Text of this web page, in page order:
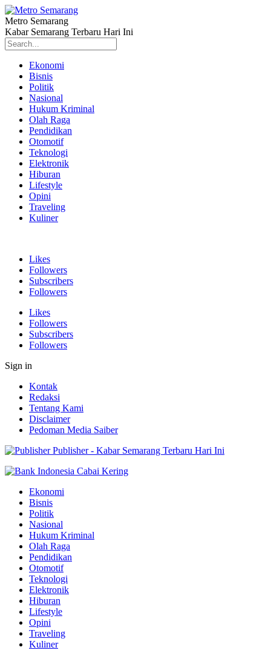
Metro Semarang
Kabar Semarang Terbaru Hari Ini
Ekonomi
Bisnis
Politik
Nasional
Hukum Kriminal
Olah Raga
Pendidikan
Otomotif
Teknologi
Elektronik
Hiburan
Lifestyle
Opini
Traveling
Kuliner
Likes
Followers
Subscribers
Followers
Likes
Followers
Subscribers
Followers
Sign in
Kontak
Redaksi
Tentang Kami
Disclaimer
Pedoman Media Saiber
Publisher - Kabar Semarang Terbaru Hari Ini
Ekonomi
Bisnis
Politik
Nasional
Hukum Kriminal
Olah Raga
Pendidikan
Otomotif
Teknologi
Elektronik
Hiburan
Lifestyle
Opini
Traveling
Kuliner